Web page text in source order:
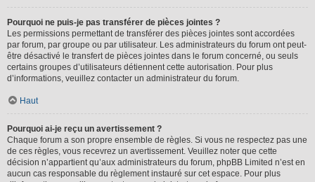
Pourquoi ne puis-je pas transférer de pièces jointes ?
Les permissions permettant de transférer des pièces jointes sont accordées
par forum, par groupe ou par utilisateur. Les administrateurs du forum ont peut-
être désactivé le transfert de pièces jointes dans le forum concerné, ou seuls
certains groupes d’utilisateurs détiennent cette autorisation. Pour plus
d’informations, veuillez contacter un administrateur du forum.
Haut
Pourquoi ai-je reçu un avertissement ?
Chaque forum a son propre ensemble de règles. Si vous ne respectez pas une
de ces règles, vous recevrez un avertissement. Veuillez noter que cette
décision n’appartient qu’aux administrateurs du forum, phpBB Limited n’est en
aucun cas responsable du règlement instauré sur cet espace. Pour plus